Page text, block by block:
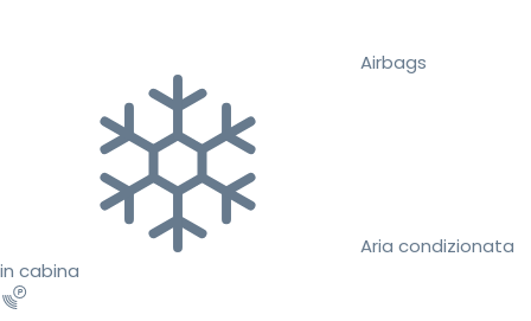
Airbags
Aria condizionata
in cabina